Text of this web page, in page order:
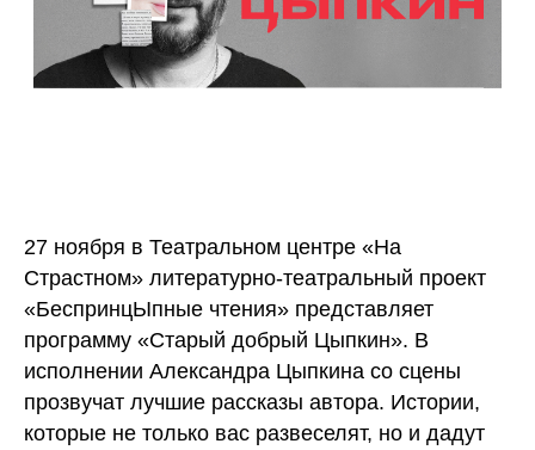
27 ноября в Театральном центре «На
Страстном» литературно-театральный проект
«БеспринцЫпные чтения» представляет
программу «Старый добрый Цыпкин». В
исполнении Александра Цыпкина со сцены
прозвучат лучшие рассказы автора. Истории,
которые не только вас развеселят, но и дадут